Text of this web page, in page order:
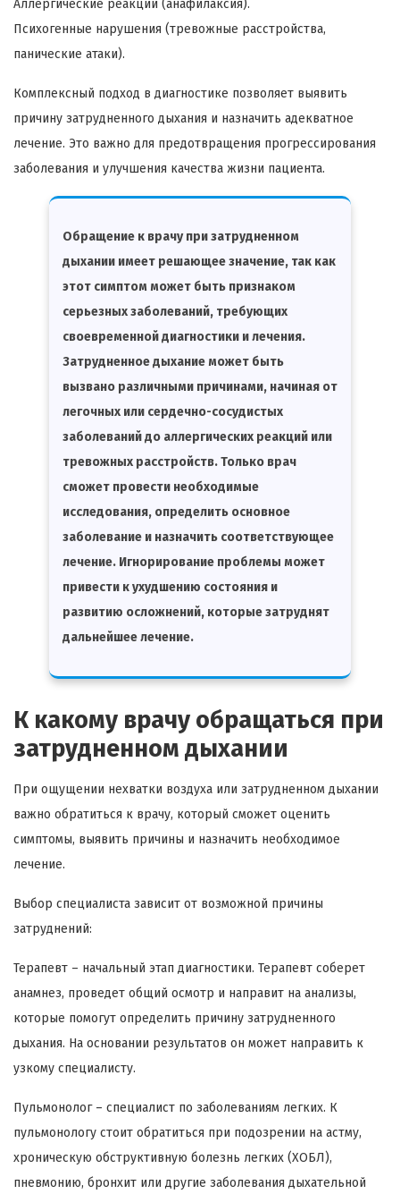
Аллергические реакции (анафилаксия).
Психогенные нарушения (тревожные расстройства,
панические атаки).
Комплексный подход в диагностике позволяет выявить
причину затрудненного дыхания и назначить адекватное
лечение. Это важно для предотвращения прогрессирования
заболевания и улучшения качества жизни пациента.
Обращение к врачу при затрудненном
дыхании имеет решающее значение, так как
этот симптом может быть признаком
серьезных заболеваний, требующих
своевременной диагностики и лечения.
Затрудненное дыхание может быть
вызвано различными причинами, начиная от
легочных или сердечно-сосудистых
заболеваний до аллергических реакций или
тревожных расстройств. Только врач
сможет провести необходимые
исследования, определить основное
заболевание и назначить соответствующее
лечение. Игнорирование проблемы может
привести к ухудшению состояния и
развитию осложнений, которые затруднят
дальнейшее лечение.
К какому врачу обращаться при
затрудненном дыхании
При ощущении нехватки воздуха или затрудненном дыхании
важно обратиться к врачу, который сможет оценить
симптомы, выявить причины и назначить необходимое
лечение.
Выбор специалиста зависит от возможной причины
затруднений:
Терапевт – начальный этап диагностики. Терапевт соберет
анамнез, проведет общий осмотр и направит на анализы,
которые помогут определить причину затрудненного
дыхания. На основании результатов он может направить к
узкому специалисту.
Пульмонолог – специалист по заболеваниям легких. К
пульмонологу стоит обратиться при подозрении на астму,
хроническую обструктивную болезнь легких (ХОБЛ),
пневмонию, бронхит или другие заболевания дыхательной